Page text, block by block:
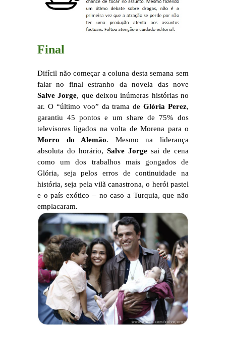
Final
Difícil não começar a coluna desta semana sem
falar no final estranho da novela das nove
Salve Jorge, que deixou inúmeras histórias no
ar. O “último voo” da trama deGlória Perez,
garantiu 45 pontos e um share de 75% dos
televisores ligados na volta de Morena para o
Morro do Alemão. Mesmo na liderança
absoluta do horário, Salve Jorge sai de cena
como um dos trabalhos mais gongados de
Glória, seja pelos erros de continuidade na
história, seja pela vilã canastrona, o herói pastel
e o país exótico – no caso a Turquia, que não
emplacaram.